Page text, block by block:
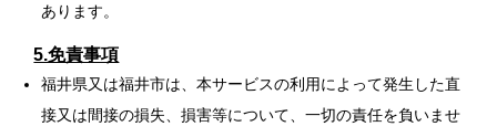
あります。
5.免責事項
福井県又は福井市は、本サービスの利用によって発生した直
接又は間接の損失、損害等について、一切の責任を負いませ